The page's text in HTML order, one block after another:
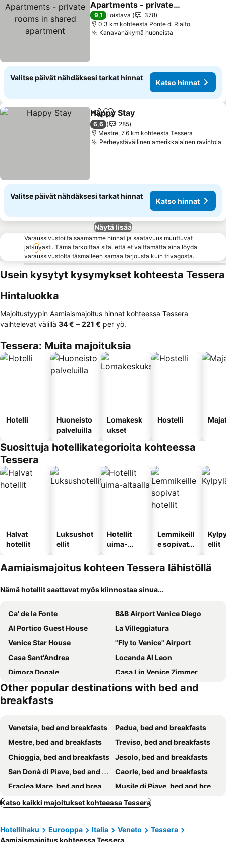
Apartments - private
rooms in shared
apartment
9,1 Loistava
378
0.3 km kohteesta Ponte di Rialto
Kanavanäkymä huoneista
Valitse päivät nähdäksesi tarkat hinnat
Katso hinnat
Jaa Lisää suosikkeihin
Happy Stay
6,6
285
Mestre, 7.6 km kohteesta Tessera
Perheystävällinen amerikkalainen ravintola
Valitse päivät nähdäksesi tarkat hinnat
Katso hinnat
Näytä lisää
Varaussivustoilta saamamme hinnat ja saatavuus muuttuvat
jatkuvasti. Tämä tarkoittaa sitä, että et välttämättä aina löydä
varaussivustolta täsmälleen samaa tarjousta kuin trivagosta.
Usein kysytyt kysymykset kohteesta Tessera
Hintaluokka
Majoitustyypin Aamiaismajoitus hinnat kohteessa Tessera
vaihtelevat välillä ‎34 € – ‎221 € per yö.
Tessera: Muita majoituksia
Hotelli
Huoneisto
palveluilla
Lomakesk
ukset
Hostelli
Suosittuja hotellikategorioita kohteessa
Tessera
Halvat
hotellit
Luksushot
ellit
Hotellit
uima-
Lemmikeill
e sopivat
ellit
Aamiaismajoitus kohteen Tessera lähistöllä
Nämä hotellit saattavat myös kiinnostaa sinua...
Ca' de la Fonte
B&B Airport Venice Diego
Al Portico Guest House
La Villeggiatura
Venice Star House
"Fly to Venice" Airport
Casa Sant'Andrea
Locanda Al Leon
Dimora Dogale
Casa Lin Venice Zimmer
Venice Garden House
Guest House Bella Onda
B&B Colombo
Residenza degli Angeli
Locanda Art Deco
Ca' Rebeka Venice - Atika & Atif
Tiepolo
Casa Dolce
S Marco Apartments - Urban Boutique & Venice Link
Guest House Ca' dell'Angelo
Ca' Bonvicini
Ca' Amore Venezia
Locazione turistica 2
Apostoli Palace
Alloggi SS Giovanni e Paolo
Casa Banon
B&B Evergreen
Other popular destinations with bed and
breakfasts
Venetsia, bed and breakfasts
Padua, bed and breakfasts
Mestre, bed and breakfasts
Treviso, bed and breakfasts
Chioggia, bed and breakfasts
Jesolo, bed and breakfasts
San Donà di Piave, bed and breakfasts
Caorle, bed and breakfasts
Eraclea Mare, bed and breakfasts
Musile di Piave, bed and breakfasts
Codevigo, bed and breakfasts
Murano, bed and breakfasts
Jesolo, bed and breakfasts
Montegrotto Terme, bed and breakfasts
Katso kaikki majoitukset kohteessa Tessera
Hotellihaku Eurooppa Italia Veneto
Tessera